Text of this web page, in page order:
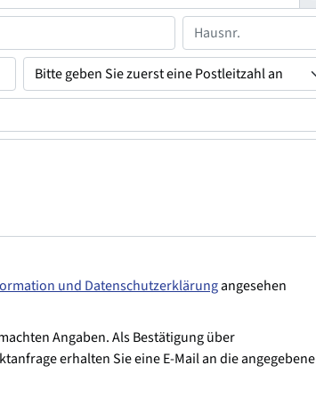
und Datenschutzerklärungangesehen
Angaben. Als Bestätigung über
erhalten Sie eine E-Mail an die angegebene